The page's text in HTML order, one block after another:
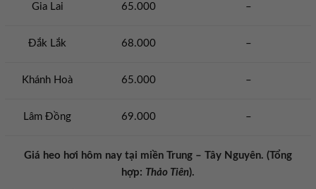
Gia Lai 65.000 –
Đắk Lắk 68.000 –
Khánh Hoà 65.000 –
Lâm Đồng 69.000 –
Giá heo hơi hôm nay tại miền Trung – Tây Nguyên. (Tổng
hợp: Thảo Tiên).